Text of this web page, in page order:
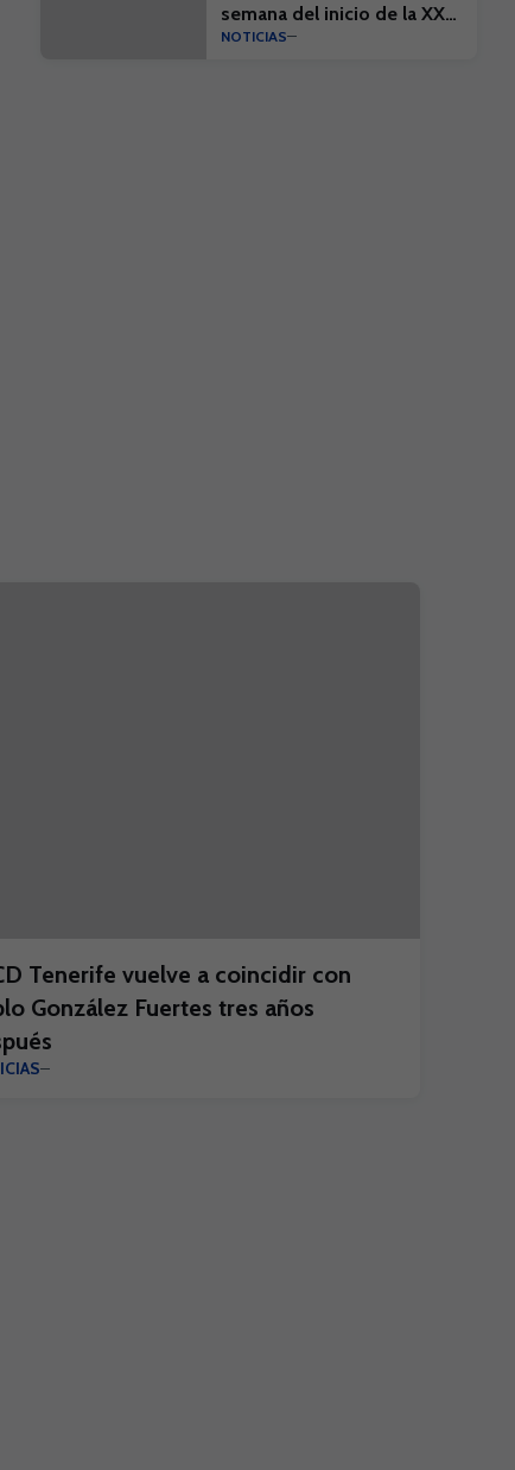
semana del inicio de la XX
Edición del Campus Suma y
NOTICIAS
Tenerife vuelve a coincidir con
González Fuertes tres años